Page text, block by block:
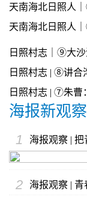
振兴“新活力”
天南海北日照人
界
天南海北日照人
有一朵“故乡的云”
日照村志｜⑨大
日照村志 | ⑧讲合
博士12名硕士
日照村志 | ⑦朱曹
海报新观察
1
海报观察 |
2 海报观察 | 青